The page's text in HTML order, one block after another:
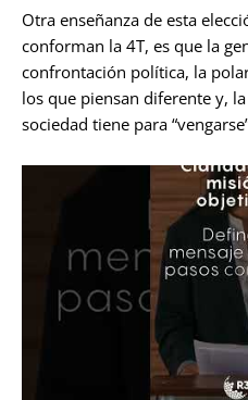
Otra enseñanza de esta
conforman la 4T, es que la
confrontación política, la
los que piensan diferente y,
sociedad tiene para